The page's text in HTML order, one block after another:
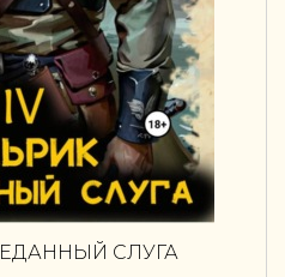
СЛУГА